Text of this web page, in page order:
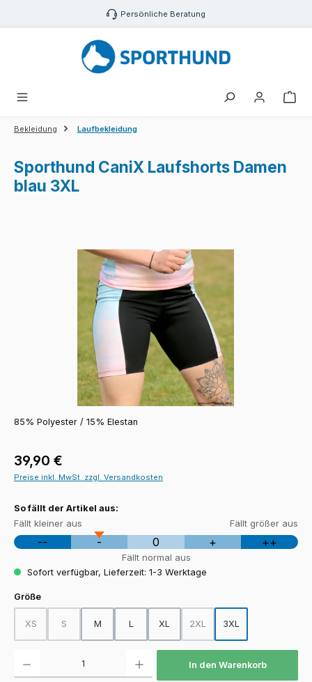
Zum Hauptinhalt springen Persönliche Beratung
Bekleidung Laufbekleidung
Sporthund CaniX Laufshorts Damen
blau 3XL
Bildergalerie überspringen
85% Polyester / 15% Elestan
Regulärer Preis:
39,90 €
Preise inkl. MwSt. zzgl. Versandkosten
So fällt der Artikel aus:
Fällt kleiner aus Fällt größer aus
-- - 0 + ++
Fällt normal aus
Sofort verfügbar, Lieferzeit: 1-3 Werktage
Größeauswählen
XS
(Diese Option ist zurzeit nicht verfügbar.)
S
(Diese Option ist zurzeit nicht verfügbar.)
M L XL 2XL
(Diese Option ist zurzeit
3XL
In den Warenkorb